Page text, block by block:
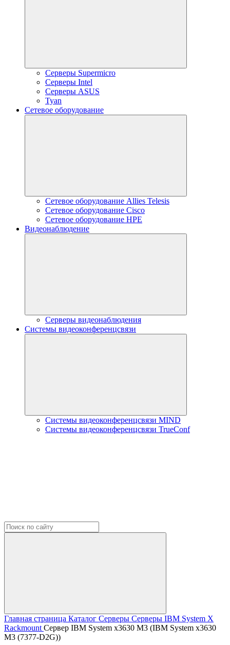
Серверы Supermicro
Серверы Intel
Серверы ASUS
Tyan
Сетевое оборудование
Сетевое оборудование Allies Telesis
Сетевое оборудование Cisco
Сетевое оборудование HPE
Видеонаблюдение
Серверы видеонаблюдения
Системы видеоконференцсвязи
Системы видеоконференцсвязи MIND
Системы видеоконференцсвязи TrueConf
Главная страница Каталог Серверы Серверы IBM System X
Rackmount Сервер IBM System x3630 M3 (IBM System x3630
M3 (7377-D2G))